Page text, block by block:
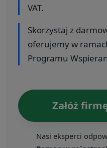
VAT.
Skorzystaj z
oferujemy w
Programu
Załóż
Nasi eksperci